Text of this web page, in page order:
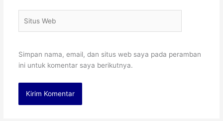
Web
Simpan nama, email, dan situs web saya pada peramban
ini untuk komentar saya berikutnya.